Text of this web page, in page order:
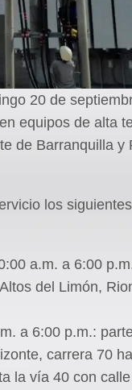
20 de
equipos de alta
de Barranquilla y
los
a.m. a 6:00
del Limón,
a 6:00 p.m.:
carrera 70
la vía 40 con